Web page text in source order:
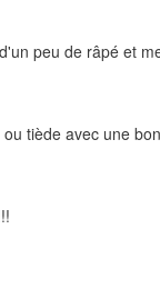
peu de râpé et
tiède avec une